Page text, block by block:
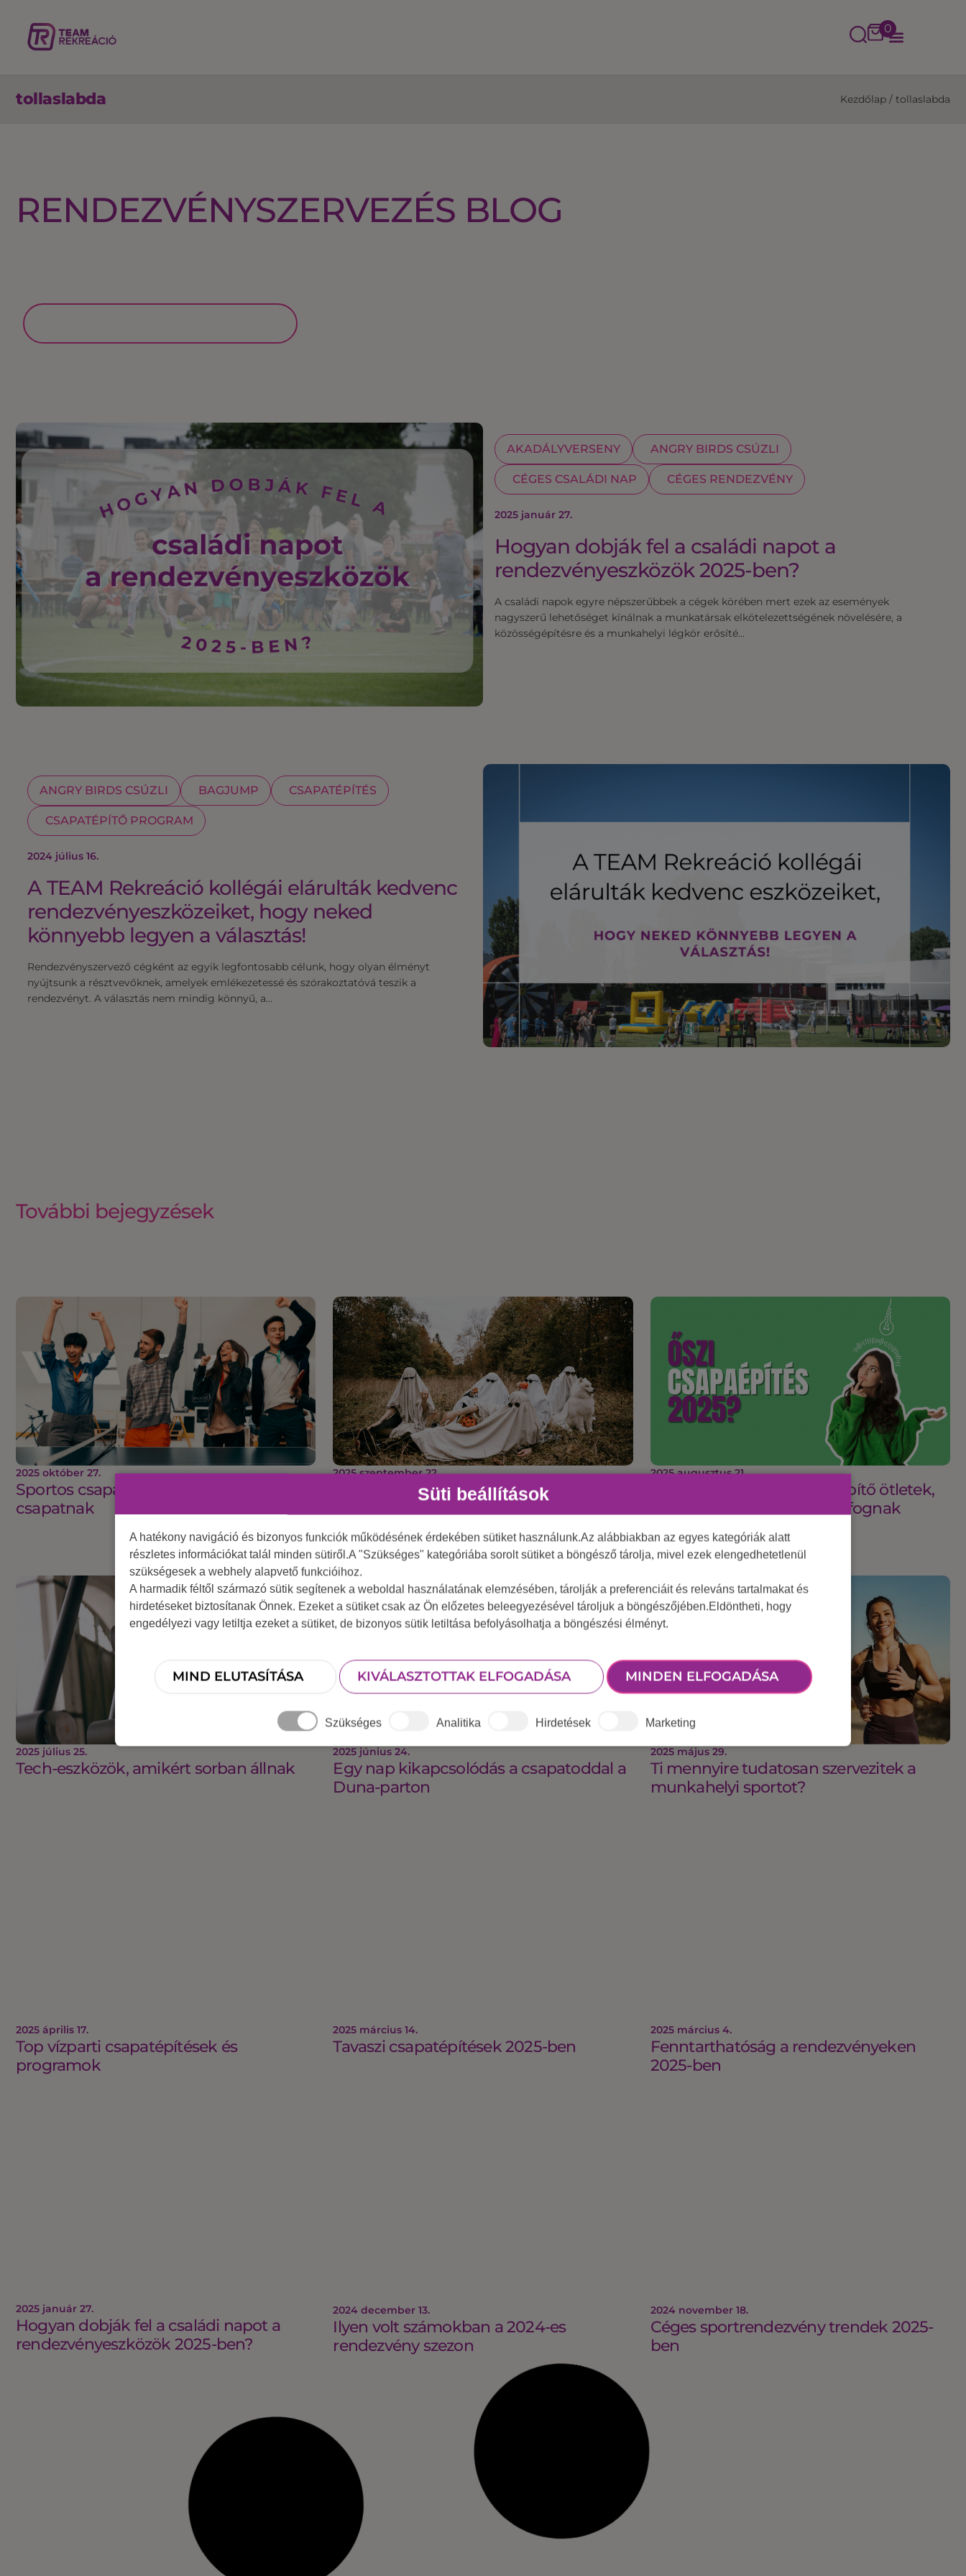
0
tollaslabda Kezdőlap / tollaslabda
RENDEZVÉNYSZERVEZÉS BLOG
AKADÁLYVERSENY ANGRY BIRDS CSÚZLI
CÉGES CSALÁDI NAP CÉGES RENDEZVÉNY
2025 január 27.
Hogyan dobják fel a családi napot a
rendezvényeszközök 2025-ben?
A családi napok egyre népszerűbbek a cégek körében mert ezek az események
nagyszerű lehetőséget kínálnak a munkatársak elkötelezettségének növelésére, a
közösségépítésre és a munkahelyi légkör erősíté…
ANGRY BIRDS CSÚZLI BAGJUMP CSAPATÉPÍTÉS
CSAPATÉPÍTŐ PROGRAM
2024 július 16.
A TEAM Rekreáció kollégái elárulták kedvenc
rendezvényeszközeiket, hogy neked
könnyebb legyen a választás!
Rendezvényszervező cégként az egyik legfontosabb célunk, hogy olyan élményt
nyújtsunk a résztvevőknek, amelyek emlékezetessé és szórakoztatóvá teszik a
rendezvényt. A választás nem mindig könnyű, a…
További bejegyzések
2025 október 27.
Sportos csapatépítés, ami energiát ad a
csapatnak
2025 szeptember 22.
Halloweeni csapatépítés
2025 augusztus 21.
A legmenőbb őszi csapatépítő ötletek,
amiket a kollégáid imádni fognak
2025 július 25.
Tech-eszközök, amikért sorban állnak
2025 június 24.
Egy nap kikapcsolódás a csapatoddal a
Duna-parton
2025 május 29.
Ti mennyire tudatosan szervezitek a
munkahelyi sportot?
2025 április 17.
Top vízparti csapatépítések és
programok
2025 március 14.
Tavaszi csapatépítések 2025-ben
2025 március 4.
Fenntarthatóság a rendezvényeken
2025-ben
2025 január 27.
Hogyan dobják fel a családi napot a
rendezvényeszközök 2025-ben?
2024 december 13.
Ilyen volt számokban a 2024-es
rendezvény szezon
2024 november 18.
Céges sportrendezvény trendek 2025-
ben
Süti beállítások
A hatékony navigáció és bizonyos funkciók működésének érdekében sütiket használunk.Az alábbiakban az egyes kategóriák alatt
részletes információkat talál minden sütiről.A "Szükséges" kategóriába sorolt sütiket a böngésző tárolja, mivel ezek elengedhetetlenül
szükségesek a webhely alapvető funkcióihoz.
A harmadik féltől származó sütik segítenek a weboldal használatának elemzésében, tárolják a preferenciáit és releváns tartalmakat és
hirdetéseket biztosítanak Önnek. Ezeket a sütiket csak az Ön előzetes beleegyezésével tároljuk a böngészőjében.Eldöntheti, hogy
engedélyezi vagy letiltja ezeket a sütiket, de bizonyos sütik letiltása befolyásolhatja a böngészési élményt.
MIND ELUTASÍTÁSA KIVÁLASZTOTTAK ELFOGADÁSA MINDEN ELFOGADÁSA
Szükséges Analitika Hirdetések Marketing